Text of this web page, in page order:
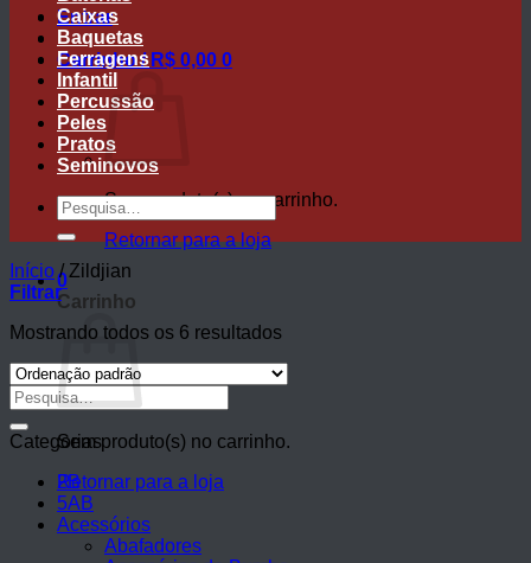
Entrar
Carrinho / R$ 0,00 0
Sem produto(s) no carrinho.
Retornar para a loja
0
Carrinho
Sem produto(s) no carrinho.
Retornar para a loja
Caixas
Baquetas
Ferragens
Infantil
Percussão
Peles
Pratos
Seminovos
Pesquisar
por:
Início /Zildjian
Filtrar
Mostrando todos os 6 resultados
Pesquisar
por:
Categorias
2B
5AB
Acessórios
Abafadores